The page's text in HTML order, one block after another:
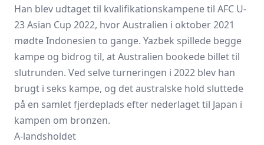
Han blev udtaget til kvalifikationskampene til AFC U-
23 Asian Cup 2022, hvor Australien i oktober 2021
mødte Indonesien to gange. Yazbek spillede begge
kampe og bidrog til, at Australien bookede billet til
slutrunden. Ved selve turneringen i 2022 blev han
brugt i seks kampe, og det australske hold sluttede
på en samlet fjerdeplads efter nederlaget til Japan i
kampen om bronzen.
A-landsholdet